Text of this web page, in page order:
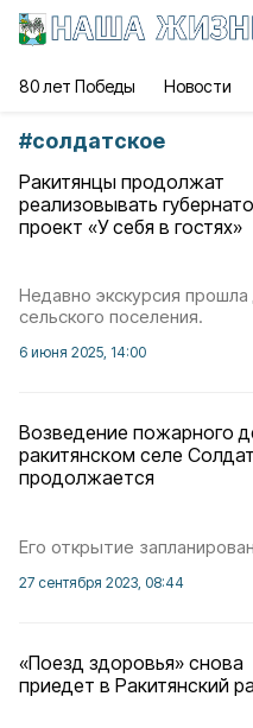
80 лет Победы Новости
#солдатское
Ракитянцы продолжат
реализовывать
проект «У себя в гостях»
Недавно экскурсия
сельского поселения.
6 июня 2025, 14:00
Возведение пожарного
ракитянском селе
продолжается
Его открытие
27 сентября 2023, 08:44
«Поезд здоровья» снова
приедет в Ракитянский